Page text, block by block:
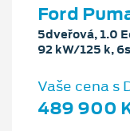
Ford
5dveřová, 1.0
92 kW/125 k,
Vaše cena s
489 900